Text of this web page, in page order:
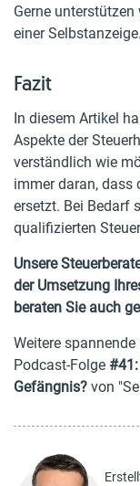
Gerne
einer Selbstanzeige.
Fazit
In diesem Artikel
Aspekte der
verständlich wie
immer daran, dass
ersetzt. Bei Bedarf
qualifizierten
Unsere
der Umsetzung
beraten Sie auch
Weitere
Podcast-Folge
Gefängnis? von